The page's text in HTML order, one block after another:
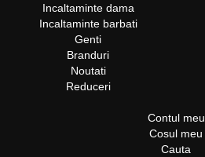
Incaltaminte dama
Incaltaminte barbati
Genti
Branduri
Noutati
Reduceri
Contul meu
Cosul meu
Cauta